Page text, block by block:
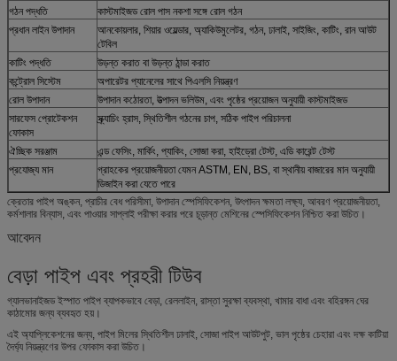
গঠন পদ্ধতি
কাস্টমাইজড রোল পাস নকশা সঙ্গে রোল গঠন
প্রধান লাইন উপাদান
আনকোয়লার, শিয়ার ওয়েল্ডার, অ্যাকিউমুলেটর, গঠন, ঢালাই, সাইজিং, কাটিং, রান আউট
টেবিল
কাটিং পদ্ধতি
উড়ন্ত করাত বা উড়ন্ত ঠান্ডা করাত
কন্ট্রোল সিস্টেম
অপারেটর প্যানেলের সাথে পিএলসি নিয়ন্ত্রণ
রোল উপাদান
উপাদান কঠোরতা, উত্পাদন ভলিউম, এবং পৃষ্ঠের প্রয়োজন অনুযায়ী কাস্টমাইজড
সারফেস প্রোটেকশন
ফোকাস
স্ক্র্যাচিং হ্রাস, স্থিতিশীল গঠনের চাপ, সঠিক পাইপ পরিচালনা
ঐচ্ছিক সরঞ্জাম
এন্ড ফেসিং, মার্কিং, প্যাকিং, সোজা করা, হাইড্রো টেস্ট, এডি কারেন্ট টেস্ট
প্রযোজ্য মান
গ্রাহকের প্রয়োজনীয়তা যেমন ASTM, EN, BS, বা স্থানীয় বাজারের মান অনুযায়ী
ডিজাইন করা যেতে পারে
ক্রেতার পাইপ অঙ্কন, প্রাচীর বেধ পরিসীমা, উপাদান স্পেসিফিকেশন, উৎপাদন ক্ষমতা লক্ষ্য, আবরণ প্রয়োজনীয়তা,
কর্মশালার বিন্যাস, এবং পাওয়ার সাপ্লাই পরীক্ষা করার পরে চূড়ান্ত মেশিনের স্পেসিফিকেশন নিশ্চিত করা উচিত।
আবেদন
বেড়া পাইপ এবং প্রহরী টিউব
গ্যালভানাইজড ইস্পাত পাইপ ব্যাপকভাবে বেড়া, রেললাইন, রাস্তা সুরক্ষা ব্যবস্থা, খামার বাধা এবং বহিরঙ্গন ঘের
কাঠামোর জন্য ব্যবহৃত হয়।
এই অ্যাপ্লিকেশনের জন্য, পাইপ মিলের স্থিতিশীল ঢালাই, সোজা পাইপ আউটপুট, ভাল পৃষ্ঠের চেহারা এবং দক্ষ কাটিয়া
দৈর্ঘ্য নিয়ন্ত্রণের উপর ফোকাস করা উচিত।